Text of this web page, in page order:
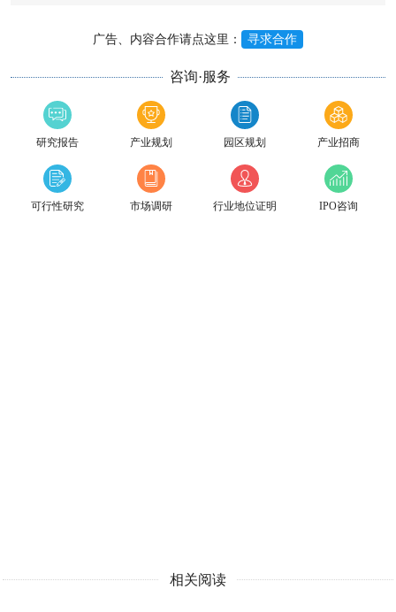
广告、内容合作请点这里： 寻求合作
咨询·服务
研究报告 产业规划 园区规划 产业招商
可行性研究 市场调研 行业地位证明 IPO咨询
相关阅读